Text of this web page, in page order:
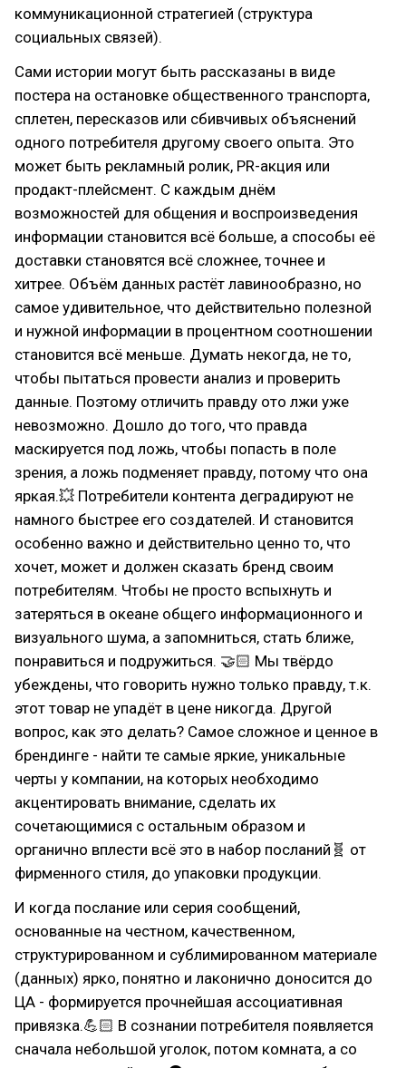
коммуникационной стратегией (структура
социальных связей).
Сами истории могут быть рассказаны в виде
постера на остановке общественного транспорта,
сплетен, пересказов или сбивчивых объяснений
одного потребителя другому своего опыта. Это
может быть рекламный ролик, PR-акция или
продакт-плейсмент. С каждым днём
возможностей для общения и воспроизведения
информации становится всё больше, а способы её
доставки становятся всё сложнее, точнее и
хитрее. Объём данных растёт лавинообразно, но
самое удивительное, что действительно полезной
и нужной информации в процентном соотношении
становится всё меньше. Думать некогда, не то,
чтобы пытаться провести анализ и проверить
данные. Поэтому отличить правду ото лжи уже
невозможно. Дошло до того, что правда
маскируется под ложь, чтобы попасть в поле
зрения, а ложь подменяет правду, потому что она
яркая.💥 Потребители контента деградируют не
намного быстрее его создателей. И становится
особенно важно и действительно ценно то, что
хочет, может и должен сказать бренд своим
потребителям. Чтобы не просто вспыхнуть и
затеряться в океане общего информационного и
визуального шума, а запомниться, стать ближе,
понравиться и подружиться. 🤝🏻 Мы твёрдо
убеждены, что говорить нужно только правду, т.к.
этот товар не упадёт в цене никогда. Другой
вопрос, как это делать? Самое сложное и ценное в
брендинге - найти те самые яркие, уникальные
черты у компании, на которых необходимо
акцентировать внимание, сделать их
сочетающимися с остальным образом и
органично вплести всё это в набор посланий🧬 от
фирменного стиля, до упаковки продукции.
И когда послание или серия сообщений,
основанные на честном, качественном,
структурированном и сублимированном материале
(данных) ярко, понятно и лаконично доносится до
ЦА - формируется прочнейшая ассоциативная
привязка.💪🏻 В сознании потребителя появляется
сначала небольшой уголок, потом комната, а со